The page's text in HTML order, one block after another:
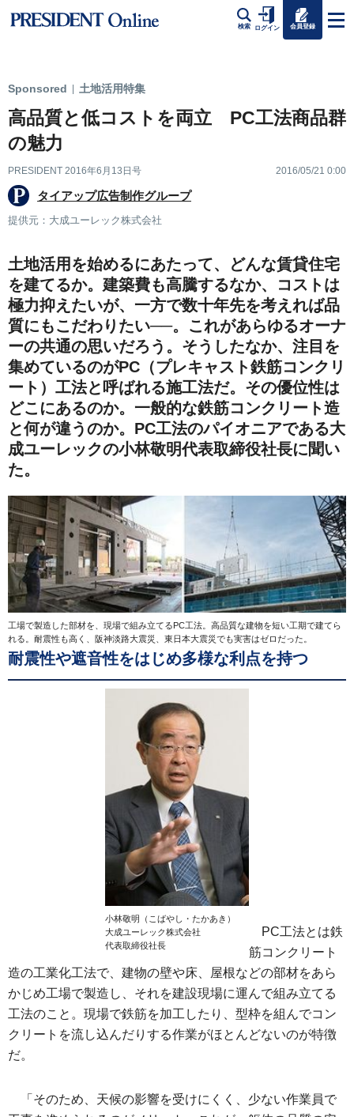
検索 ログイン 会員登録
Sponsored 土地活用特集
高品質と低コストを両立 PC工法商品群
の魅力
PRESIDENT 2016年6月13日号 2016/05/21 0:00
タイアップ広告制作グループ
提供元：大成ユーレック株式会社
土地活用を始めるにあたって、どんな賃貸住宅
を建てるか。建築費も高騰するなか、コストは
極力抑えたいが、一方で数十年先を考えれば品
質にもこだわりたい──。これがあらゆるオーナ
ーの共通の思いだろう。そうしたなか、注目を
集めているのがPC（プレキャスト鉄筋コンクリ
ート）工法と呼ばれる施工法だ。その優位性は
どこにあるのか。一般的な鉄筋コンクリート造
と何が違うのか。PC工法のパイオニアである大
成ユーレックの小林敬明代表取締役社長に聞い
た。
工場で製造した部材を、現場で組み立てるPC工法。高品質な建物を短い工期で建てら
れる。耐震性も高く、阪神淡路大震災、東日本大震災でも実害はゼロだった。
耐震性や遮音性をはじめ多様な利点を持つ
小林敬明（こばやし・たかあき）
大成ユーレック株式会社
代表取締役社長
PC工法とは鉄
筋コンクリート
造の工業化工法で、建物の壁や床、屋根などの部材をあら
かじめ工場で製造し、それを建設現場に運んで組み立てる
工法のこと。現場で鉄筋を加工したり、型枠を組んでコン
クリートを流し込んだりする作業がほとんどないのが特徴
だ。
「そのため、天候の影響を受けにくく、少ない作業員で